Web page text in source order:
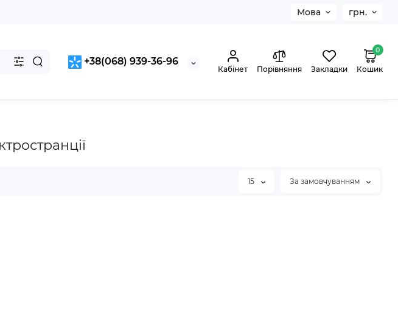
Мова грн.
+38(068) 939-36-96
Кабінет Порівняння Закладки
0
Кошик
15 За замовчуванням